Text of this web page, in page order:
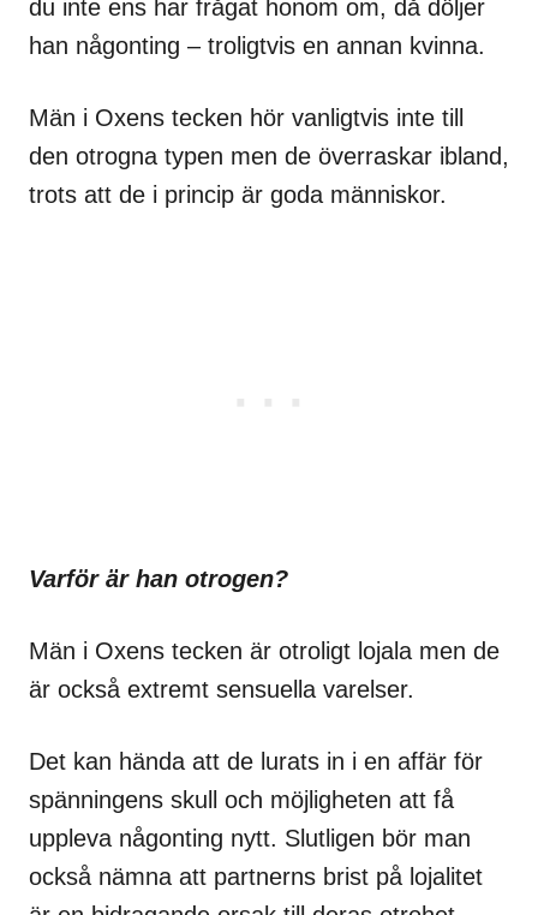
du inte ens har frågat honom om, då döljer
han någonting – troligtvis en annan kvinna.
Män i Oxens tecken hör vanligtvis inte till
den otrogna typen men de överraskar ibland,
trots att de i princip är goda människor.
Varför är han otrogen?
Män i Oxens tecken är otroligt lojala men de
är också extremt sensuella varelser.
Det kan hända att de lurats in i en affär för
spänningens skull och möjligheten att få
uppleva någonting nytt. Slutligen bör man
också nämna att partnerns brist på lojalitet